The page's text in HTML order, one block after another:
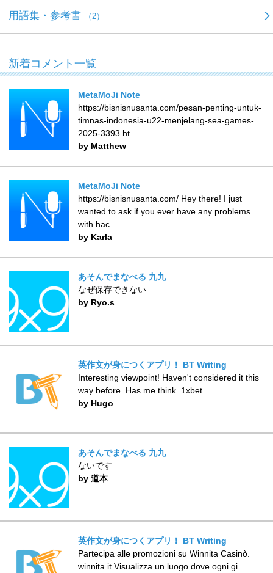
用語集・参考書 （2）
新着コメント一覧
MetaMoJi Note
https://bisnisnusanta.com/pesan-penting-untuk-
timnas-indonesia-u22-menjelang-sea-games-
2025-3393.ht…
by Matthew
MetaMoJi Note
https://bisnisnusanta.com/ Hey there! I just
wanted to ask if you ever have any problems
with hac…
by Karla
あそんでまなべる 九九
なぜ保存できない
by Ryo.s
英作文が身につくアプリ！ BT Writing
Interesting viewpoint! Haven't considered it this
way before. Has me think. 1xbet
by Hugo
あそんでまなべる 九九
ないです
by 道本
英作文が身につくアプリ！ BT Writing
Partecipa alle promozioni su Winnita Casinò.
winnita it Visualizza un luogo dove ogni gi…